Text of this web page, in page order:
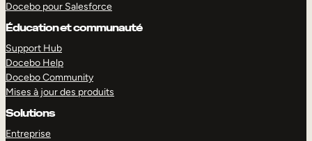
Docebo pour Salesforce
Éducation et communauté
Support Hub
Docebo Help
Docebo Community
Mises à jour des produits
Solutions
Entreprise